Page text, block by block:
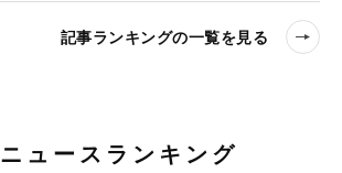
記事ランキングの一覧を見る
ニュースランキング